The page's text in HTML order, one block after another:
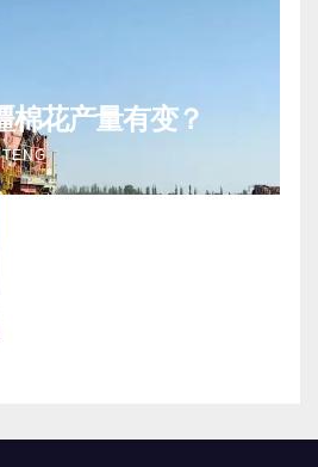
棉花产量有变？
(周三)收涨12月合
/磅